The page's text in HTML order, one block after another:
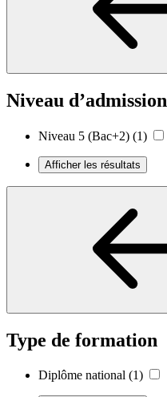
Niveau d’admission
Niveau 5 (Bac+2) (1)
Afficher les résultats
Type de formation
Diplôme national (1)